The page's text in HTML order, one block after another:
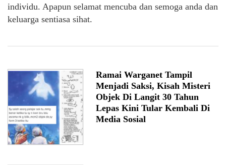
individu. Apapun selamat mencuba dan semoga anda dan
keluarga sentiasa sihat.
Ramai Warganet Tampil
Menjadi Saksi, Kisah Misteri
Objek Di Langit 30 Tahun
Lepas Kini Tular Kembali Di
Media Sosial